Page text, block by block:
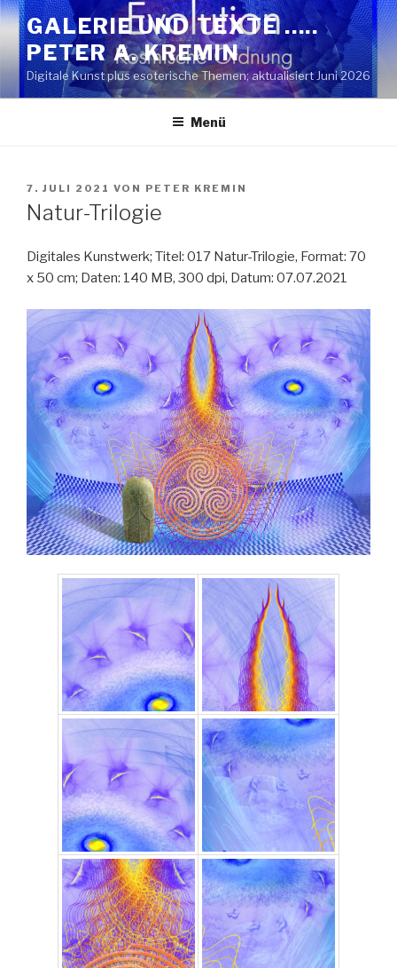
Zum
Inhalt
springen
GALERIE UND TEXTE …..
PETER A. KREMIN
Digitale Kunst plus esoterische Themen; aktualisiert Juni 2026
Menü
VERÖFFENTLICHT
AM
7. JULI 2021 VON PETER KREMIN
Natur-Trilogie
Digitales Kunstwerk; Titel: 017 Natur-Trilogie, Format: 70
x 50 cm; Daten: 140 MB, 300 dpi, Datum: 07.07.2021